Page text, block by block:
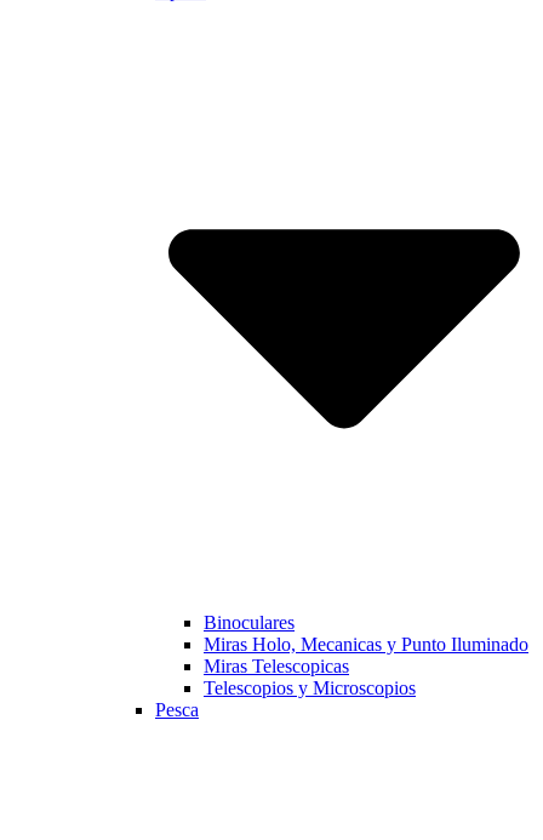
Binoculares
Miras Holo, Mecanicas y Punto Iluminado
Miras Telescopicas
Telescopios y Microscopios
Pesca